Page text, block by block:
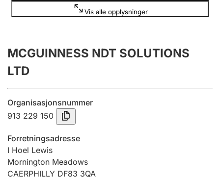
Årsregnskap
Innsending og forsinkelsesgebyr
Tinglysing
Jeger
Betaling og jegeravgiftskort
Vis alle opplysninger
MCGUINNESS NDT SOLUTIONS
LTD
Organisasjonsnummer
913 229 150
Forretningsadresse
I Hoel Lewis
Mornington Meadows
CAERPHILLY DF83 3QA